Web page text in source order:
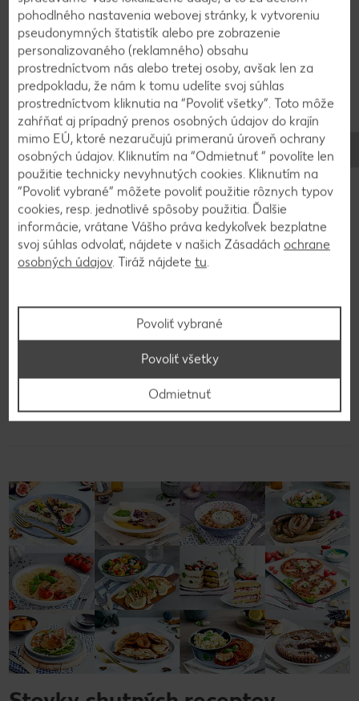
5
Takto pripravené praclíky po jednom povaríme 30
sekúnd vo vriacej vode, do ktorej sme dali sódu
bikarbónu. Odkvapkáme a dáme na plech.
6
Posypeme morskou soľou a pečieme pri 180 °C
dozlatista - 20-30 minút.
Ešte horúce praclíky potrieme roztopeným
maslom.
Späť na prehľad
pohodlného nastavenia webovej stránky, k vytvoreniu
pseudonymných štatistík alebo pre zobrazenie
personalizovaného (reklamného) obsahu
prostredníctvom nás alebo tretej osoby, avšak len za
predpokladu, že nám k tomu udelíte svoj súhlas
prostredníctvom kliknutia na “Povoliť všetky”. Toto môže
zahŕňať aj prípadný prenos osobných údajov do krajín
mimo EÚ, ktoré nezaručujú primeranú úroveň ochrany
osobných údajov. Kliknutím na “Odmietnuť ” povolíte len
použitie technicky nevyhnutých cookies. Kliknutím na
“Povoliť vybrané” môžete povoliť použitie rôznych typov
cookies, resp. jednotlivé spôsoby použitia. Ďalšie
informácie, vrátane Vášho práva kedykoľvek bezplatne
svoj súhlas odvolať, nájdete v našich Zásadách ochrane
osobných údajov. Tiráž nájdete tu.
Povoliť vybrané
Odmietnuť
Povoliť všetky